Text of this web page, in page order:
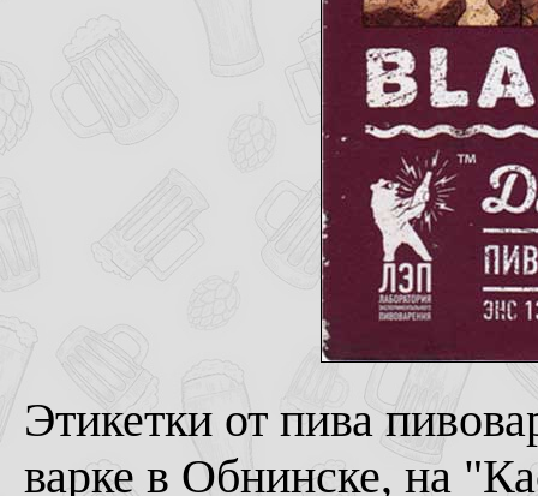
Этикетки от пива
варке в Обнинске, на